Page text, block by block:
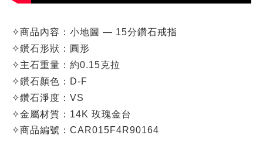
✧商品內容： 小地圖 — 15分鑽石戒指
✧鑽石形狀：圓形
✧主石重量：約0.15克拉
✧鑽石顏色：D-F
✧鑽石淨度：VS
✧金屬材質：14K 玫瑰金台
✧商品編號：CA R015F4R90164